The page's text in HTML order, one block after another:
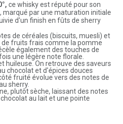
ce whisky est réputé pour son
par une maturation initiale
d'un finish en fûts de sherry
de céréales (biscuits, muesli) et
fruits frais comme la pomme
également des touches de
une légère note florale.
huileuse. On retrouve des saveurs
chocolat et d'épices douces
fruité évolue vers des notes de
sherry.
plutôt sèche, laissant des notes
au lait et une pointe